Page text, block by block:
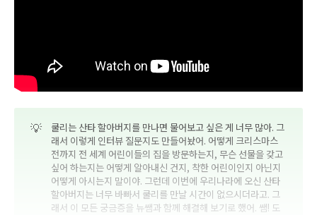
💡
쿨리는 산타 할아버지를 만나면 물어보고 싶은 게 너무 많아. 그
래서 이렇게 인터뷰 질문지도 만들어놨어. 어떻게 크리스마스
전까지 전 세계 어린이들의 집을 방문하는지, 무슨 선물을 갖고
싶어 하는지는 어떻게 알아내신 건지, 착한 어린이인지 아닌지
어떻게 아시는지 말이야. 그런데 이번에 우리나라에 오신 산타
할아버지는 너무 바빠서 쿨리를 만날 시간이 없으시더라고. 그
래서 이 모든 궁금증을 뉴쌤과 함께 해결해 보기로 했어. 쌤! 도